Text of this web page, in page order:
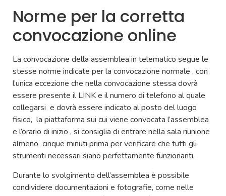
Norme per la corretta
convocazione online
La convocazione della assemblea in telematico segue le
stesse norme indicate per la convocazione normale , con
l’unica eccezione che nella convocazione stessa dovrà
essere presente il LINK e il numero di telefono al quale
collegarsi e dovrà essere indicato al posto del luogo
fisico, la piattaforma sui cui viene convocata l’assemblea
e l’orario di inizio , si consiglia di entrare nella sala riunione
almeno cinque minuti prima per verificare che tutti gli
strumenti necessari siano perfettamente funzionanti.
Durante lo svolgimento dell’assemblea è possibile
condividere documentazioni e fotografie, come nelle